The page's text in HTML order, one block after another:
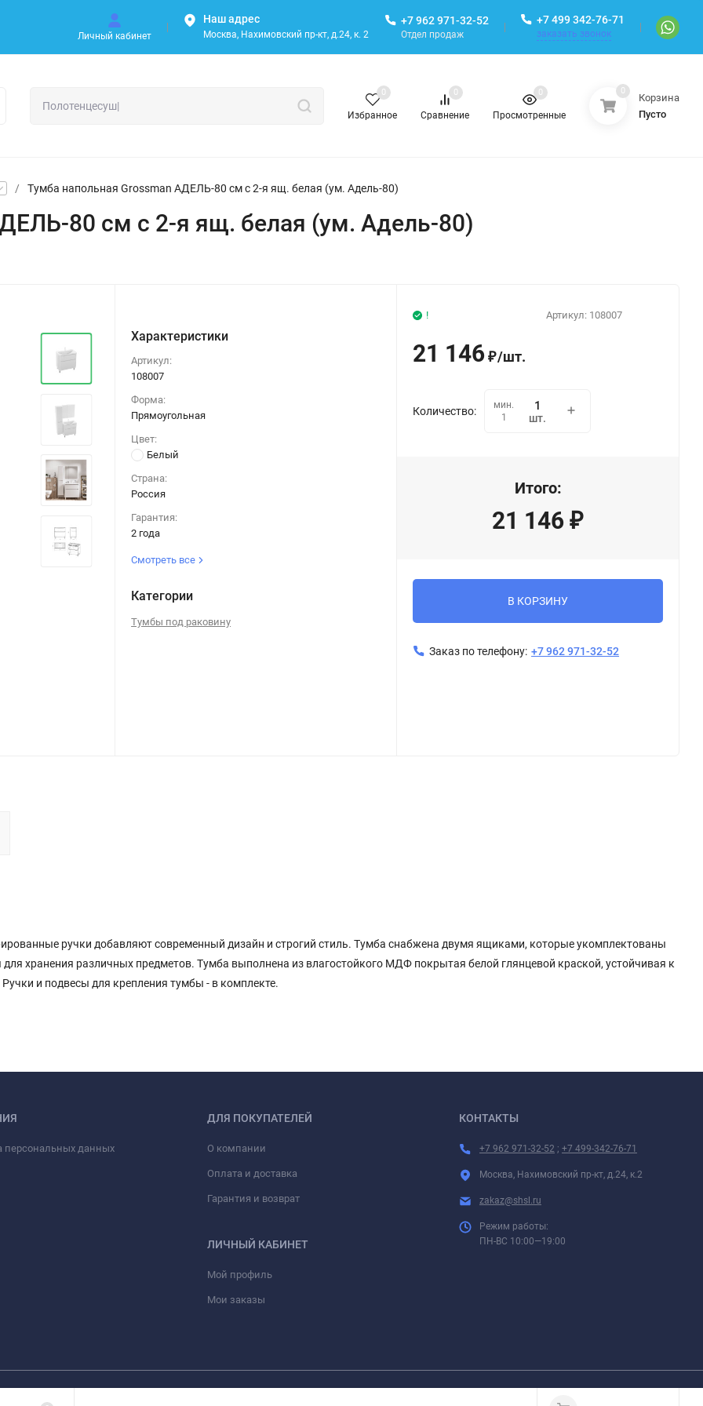
Личный кабинет
Наш адрес
Москва, Нахимовский пр-кт, д.24, к. 2
+7 962 971-32-52
Отдел продаж
+7 499 342-76-71
заказать звонок
Избранное
0
Сравнение
0
Просмотренные
0 0
Корзина
Пусто
/ Тумба напольная Grossman АДЕЛЬ-80 см с 2-я ящ. белая (ум. Aдель-80)
80 см с 2-я ящ. белая (ум. Aдель-80)
Характеристики
Артикул:
108007
Форма:
Прямоугольная
Цвет:
Белый
Страна:
Россия
Гарантия:
2 года
Смотреть все
Категории
Тумбы под раковину
Артикул: 108007
!
21 146 ₽/шт.
Количество:
мин.
1
шт.
Итого:
21 146 ₽
В КОРЗИНУ
Заказ по телефону: +7 962 971-32-52
ручки добавляют современный дизайн и строгий стиль. Тумба снабжена двумя ящиками, которые укомплектованы
хранения различных предметов. Тумба выполнена из влагостойкого МДФ покрытая белой глянцевой краской, устойчивая к
и подвесы для крепления тумбы - в комплекте.
персональных данных
ДЛЯ ПОКУПАТЕЛЕЙ
О компании
Оплата и доставка
Гарантия и возврат
ЛИЧНЫЙ КАБИНЕТ
Мой профиль
Мои заказы
КОНТАКТЫ
+7 962 971-32-52 ; +7 499-342-76-71
Москва, Нахимовский пр-кт, д.24, к.2
zakaz@shsl.ru
Режим работы:
ПН-ВС 10:00—19:00
информационный характер и ни при каких условиях материалы и цены, размещенные на страницах данного сайта, не являются публичной офертой.